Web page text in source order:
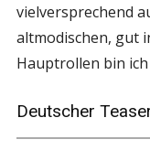
vielversprechend
altmodischen, gut
Hauptrollen bin
Deutscher